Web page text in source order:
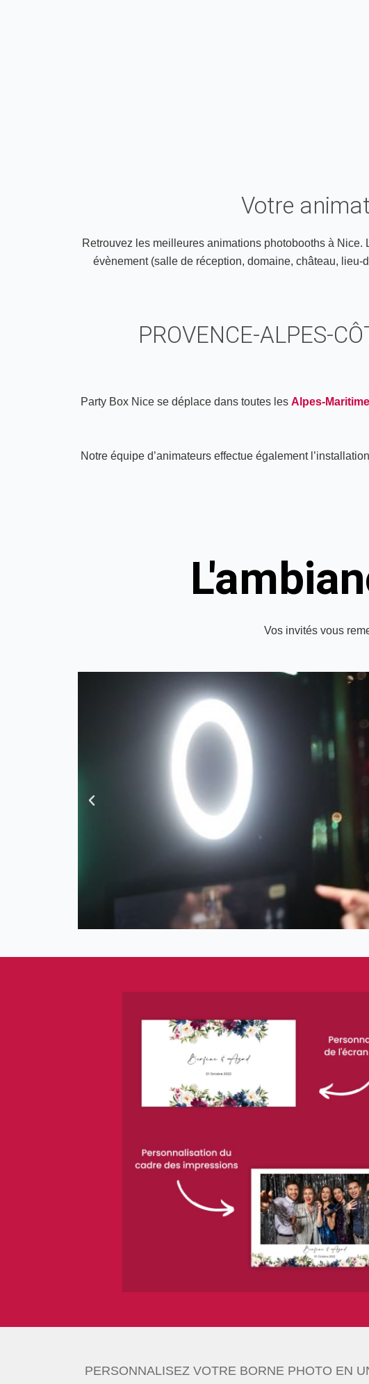
Votre
Retrouvez les meilleures animations photobooths à
évènement (salle de réception, domaine, château,
PROVENCE-ALPES-
Party Box Nice se déplace dans toutes les Alpes-
Notre équipe d’animateurs effectue également
Vos invités vous
PERSONNALISEZ VOTRE BORNE PHOTO EN